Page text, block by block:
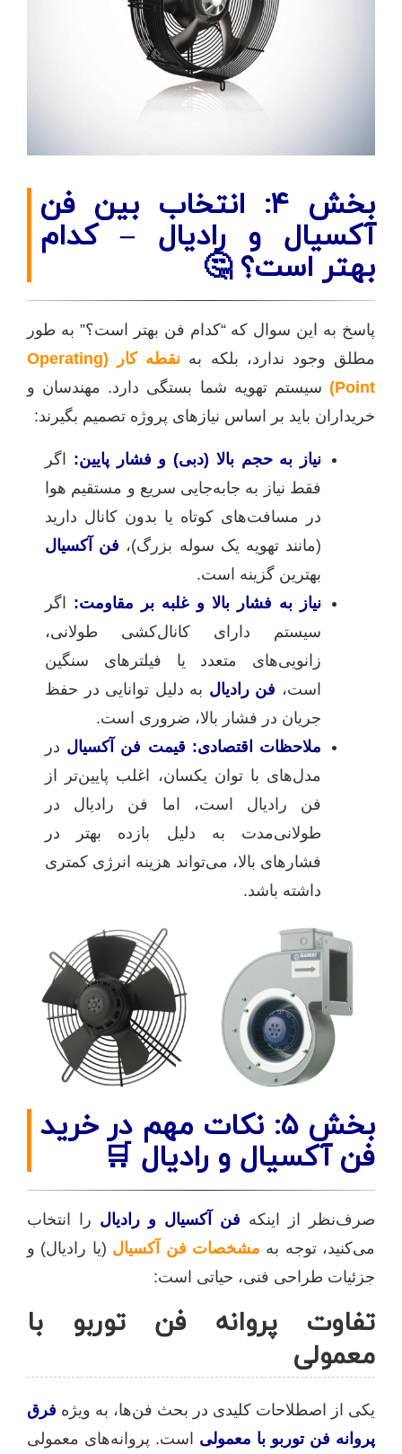
بخش ۴: انتخاب بین فن
آکسیال و رادیال – کدام
بهتر است؟ 🤔
پاسخ به این سوال که “کدام فن بهتر است؟” به طور
مطلق وجود ندارد، بلکه به
نقطه کار (Operating
Point)
سیستم تهویه شما بستگی دارد. مهندسان و
خریداران باید بر اساس نیازهای پروژه تصمیم بگیرند:
نیاز به حجم بالا (دبی) و فشار پایین: اگر
فقط نیاز به جابه‌جایی سریع و مستقیم هوا
در مسافت‌های کوتاه یا بدون کانال دارید
(مانند تهویه یک سوله بزرگ)، فن آکسیال
بهترین گزینه است.
نیاز به فشار بالا و غلبه بر مقاومت: اگر
سیستم دارای کانال‌کشی طولانی،
زانویی‌های متعدد یا فیلترهای سنگین
است، فن رادیال به دلیل توانایی در حفظ
جریان در فشار بالا، ضروری است.
ملاحظات اقتصادی: قیمت فن آکسیال در
مدل‌های با توان یکسان، اغلب پایین‌تر از
فن رادیال است، اما فن رادیال در
طولانی‌مدت به دلیل بازده بهتر در
فشارهای بالا، می‌تواند هزینه انرژی کمتری
داشته باشد.
بخش ۵: نکات مهم در خرید
فن آکسیال و رادیال 🛒
صرف‌نظر از اینکه فن آکسیال و رادیال را انتخاب
می‌کنید، توجه به مشخصات فن آکسیال (یا رادیال) و
جزئیات طراحی فنی، حیاتی است:
تفاوت پروانه فن توربو با
معمولی
یکی از اصطلاحات کلیدی در بحث فن‌ها، به ویژه فرق
پروانه فن توربو با معمولی است. پروانه‌های معمولی